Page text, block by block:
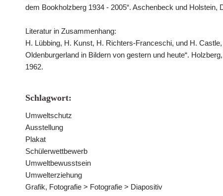
dem Bookholzberg 1934 - 2005“. Aschenbeck und Holstein,
Literatur in Zusammenhang:
H. Lübbing, H. Kunst, H. Richters-Franceschi, und H. Castle,
Oldenburgerland in Bildern von gestern und heute“.
1962.
Schlagwort:
Umweltschutz
Ausstellung
Plakat
Schülerwettbewerb
Umweltbewusstsein
Umwelterziehung
Grafik, Fotografie > Fotografie > Diapositiv